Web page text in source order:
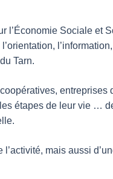
l’Économie Sociale et
Tarn.
étapes de leur vie …
mais aussi